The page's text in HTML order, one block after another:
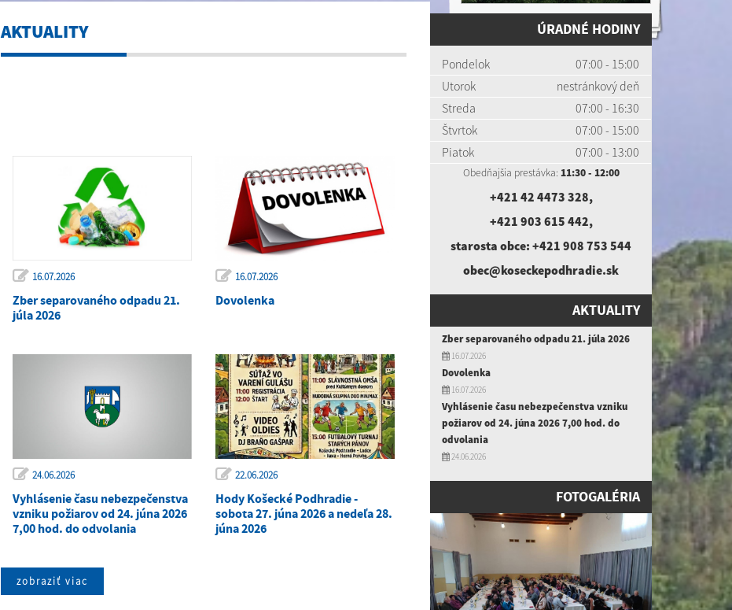
AKTUALITY
16.07.2026
Zber separovaného odpadu 21.
júla 2026
16.07.2026
Dovolenka
24.06.2026
Vyhlásenie času nebezpečenstva
vzniku požiarov od 24. júna 2026
7,00 hod. do odvolania
22.06.2026
Hody Košecké Podhradie -
sobota 27. júna 2026 a nedeľa 28.
júna 2026
zobraziť viac
ÚRADNÉ HODINY
Pondelok
07:00 - 15:00
Utorok
nestránkový deň
Streda
07:00 - 16:30
Štvrtok
07:00 - 15:00
Piatok
07:00 - 13:00
Obedňajšia prestávka: 11:30 - 12:00
+421 42 4473 328,
+421 903 615 442,
starosta obce:+421 908 753 544
obec@koseckepodhradie.sk
AKTUALITY
Zber separovaného odpadu 21. júla 2026
16.07.2026
Dovolenka
16.07.2026
Vyhlásenie času nebezpečenstva vzniku
požiarov od 24. júna 2026 7,00 hod. do
odvolania
24.06.2026
FOTOGALÉRIA